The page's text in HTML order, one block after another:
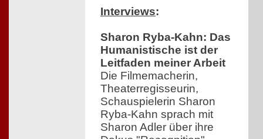
Interviews:
Sharon Ryba-Kahn: Das
Humanistische ist der
Leitfaden meiner Arbeit
Die Filmemacherin,
Theaterregisseurin,
Schauspielerin Sharon
Ryba-Kahn sprach mit
Sharon Adler über ihre